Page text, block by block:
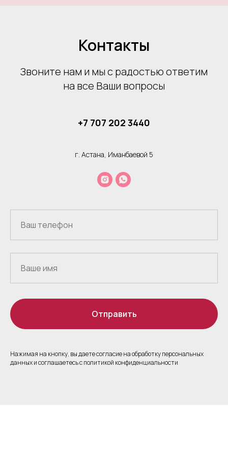
Контакты
Звоните нам и мы с радостью ответим
на все Ваши вопросы
+7 707 202 3440
г. Астана, Иманбаевой 5
Отправить
Нажимая на кнопку, вы даете согласие на обработку персональных
данных и соглашаетесь c политикой конфиденциальности